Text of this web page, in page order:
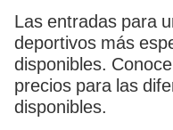
Las entradas para
deportivos más
disponibles.
precios para las
disponibles.